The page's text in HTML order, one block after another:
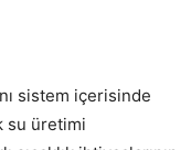
sistem içerisinde
su üretimi